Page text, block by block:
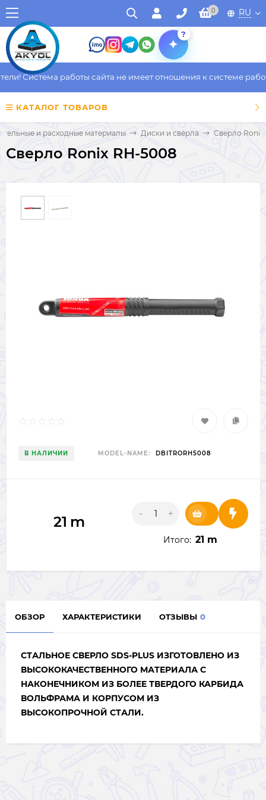
0 RU
?
Система работы сайта не имеет отношения к системе
КАТАЛОГ ТОВАРОВ
и расходные материалы Диски и свёрла Сверло Ronix
Сверло Ronix RH-5008
В НАЛИЧИИ MODEL-NAME: DBITRORH5008
21 m - +
Итого: 21 m
ОБЗОР ХАРАКТЕРИСТИКИ ОТЗЫВЫ 0
СТАЛЬНОЕ СВЕРЛО SDS-PLUS ИЗГОТОВЛЕНО ИЗ
ВЫСОКОКАЧЕСТВЕННОГО МАТЕРИАЛА С
НАКОНЕЧНИКОМ ИЗ БОЛЕЕ ТВЕРДОГО КАРБИДА
ВОЛЬФРАМА И КОРПУСОМ ИЗ
ВЫСОКОПРОЧНОЙ СТАЛИ.